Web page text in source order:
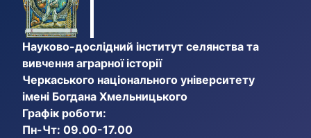
Науково-дослідний інститут селянства та
вивчення аграрної історії
Черкаського національного університету
імені Богдана Хмельницького
Графік роботи:
Пн-Чт: 09.00-17.00